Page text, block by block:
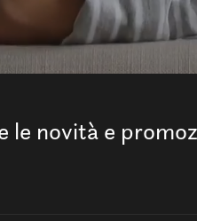
le novità e